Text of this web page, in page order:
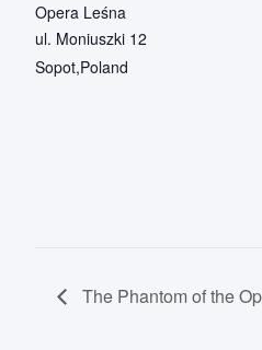
Opera Leśna
ul. Moniuszki 12
Sopot,Poland
The Phantom of the